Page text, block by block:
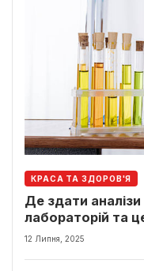
КРАСА ТА ЗДОРОВ'Я
Де здати
лабораторій та
12 Липня, 2025